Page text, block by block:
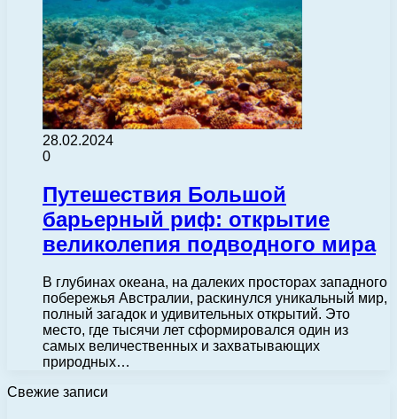
28.02.2024
0
Путешествия Большой
барьерный риф: открытие
великолепия подводного мира
В глубинах океана, на далеких просторах западного
побережья Австралии, раскинулся уникальный мир,
полный загадок и удивительных открытий. Это
место, где тысячи лет сформировался один из
самых величественных и захватывающих
природных…
Свежие записи